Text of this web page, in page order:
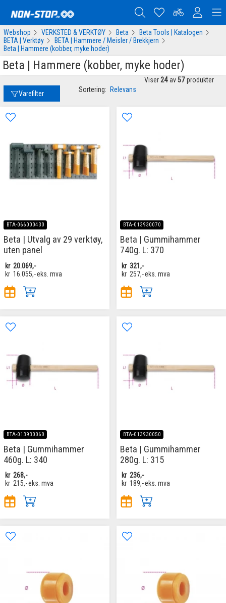
Webshop VERKSTED & VERKTØY Beta
Beta Tools | Katalogen
BETA | Verktøy
BETA | Hammere / Meisler / Brekkjern
Beta | Hammere (kobber, myke hoder)
Beta | Hammere (kobber, myke hoder)
Varefilter Sortering: Relevans
Viser 24 av 57 produkter
BTA-066000430
Beta | Utvalg av 29 verktøy,
uten panel
kr 20.069,-
kr 16.055,-eks. mva
BTA-013930070
Beta | Gummihammer
740g. L: 370
kr 321,-
kr 257,-eks. mva
BTA-013930060
Beta | Gummihammer
460g. L: 340
kr 268,-
kr 215,-eks. mva
BTA-013930050
Beta | Gummihammer
280g. L: 315
kr 236,-
kr 189,-eks. mva